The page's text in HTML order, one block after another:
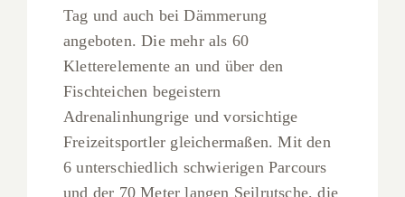
Tag und auch bei Dämmerung
angeboten. Die mehr als 60
Kletterelemente an und über den
Fischteichen begeistern
Adrenalinhungrige und vorsichtige
Freizeitsportler gleichermaßen. Mit den
6 unterschiedlich schwierigen Parcours
und der 70 Meter langen Seilrutsche, die